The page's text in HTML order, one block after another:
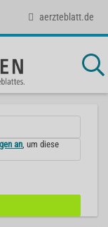
aerzteblatt.de
an , um diese